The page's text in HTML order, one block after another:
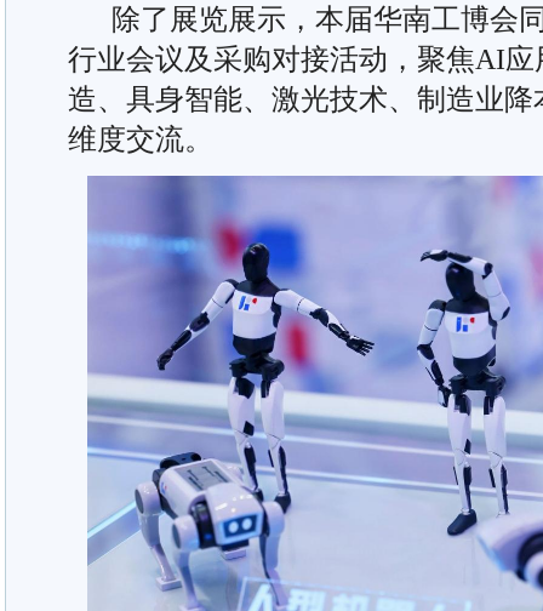
除了展览展示，本届华南工博会
行业会议及采购对接活动，聚焦AI
造、具身智能、激光技术、制造业
维度交流。